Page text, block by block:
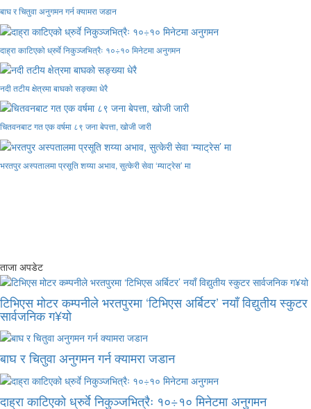
बाघ र चितुवा अनुगमन गर्न क्यामरा जडान
दाह्रा काटिएको ध्रुर्वे निकुञ्जभित्रैः १०÷१० मिनेटमा अनुगमन
नदी तटीय क्षेत्रमा बाघको सङ्ख्या धेरै
चितवनबाट गत एक वर्षमा ८९ जना बेपत्ता, खोजी जारी
भरतपुर अस्पतालमा प्रसूति शय्या अभाव, सुत्केरी सेवा ‘म्याट्रेस’ मा
ताजा अपडेट
टिभिएस मोटर कम्पनीले भरतपुरमा ‘टिभिएस अर्बिटर’ नयाँ विद्युतीय स्कुटर
सार्वजनिक ग¥यो
बाघ र चितुवा अनुगमन गर्न क्यामरा जडान
दाह्रा काटिएको ध्रुर्वे निकुञ्जभित्रैः १०÷१० मिनेटमा अनुगमन